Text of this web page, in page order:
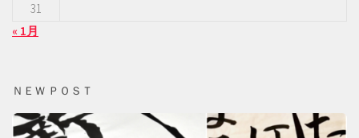
31
« 1月
ＮＥＷ ＰＯＳＴ